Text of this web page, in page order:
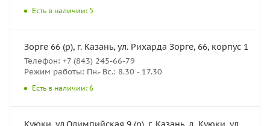
Есть в наличии: 5
Зорге 66 (р), г. Казань, ул. Рихарда Зорге, 66, корпус 1
Телефон: +7 (843) 245-66-79
Режим работы: Пн.- Вс.: 8.30 - 17.30
Есть в наличии: 6